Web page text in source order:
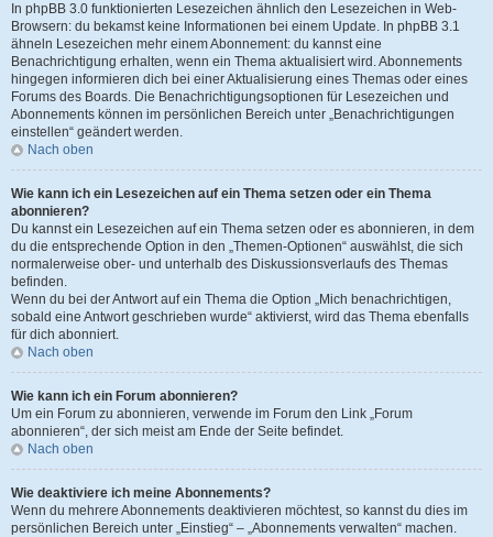
In phpBB 3.0 funktionierten Lesezeichen ähnlich den Lesezeichen in Web-
Browsern: du bekamst keine Informationen bei einem Update. In phpBB 3.1
ähneln Lesezeichen mehr einem Abonnement: du kannst eine
Benachrichtigung erhalten, wenn ein Thema aktualisiert wird. Abonnements
hingegen informieren dich bei einer Aktualisierung eines Themas oder eines
Forums des Boards. Die Benachrichtigungsoptionen für Lesezeichen und
Abonnements können im persönlichen Bereich unter „Benachrichtigungen
einstellen“ geändert werden.
Nach oben
Wie kann ich ein Lesezeichen auf ein Thema setzen oder ein Thema
abonnieren?
Du kannst ein Lesezeichen auf ein Thema setzen oder es abonnieren, in dem
du die entsprechende Option in den „Themen-Optionen“ auswählst, die sich
normalerweise ober- und unterhalb des Diskussionsverlaufs des Themas
befinden.
Wenn du bei der Antwort auf ein Thema die Option „Mich benachrichtigen,
sobald eine Antwort geschrieben wurde“ aktivierst, wird das Thema ebenfalls
für dich abonniert.
Nach oben
Wie kann ich ein Forum abonnieren?
Um ein Forum zu abonnieren, verwende im Forum den Link „Forum
abonnieren“, der sich meist am Ende der Seite befindet.
Nach oben
Wie deaktiviere ich meine Abonnements?
Wenn du mehrere Abonnements deaktivieren möchtest, so kannst du dies im
persönlichen Bereich unter „Einstieg“ – „Abonnements verwalten“ machen.